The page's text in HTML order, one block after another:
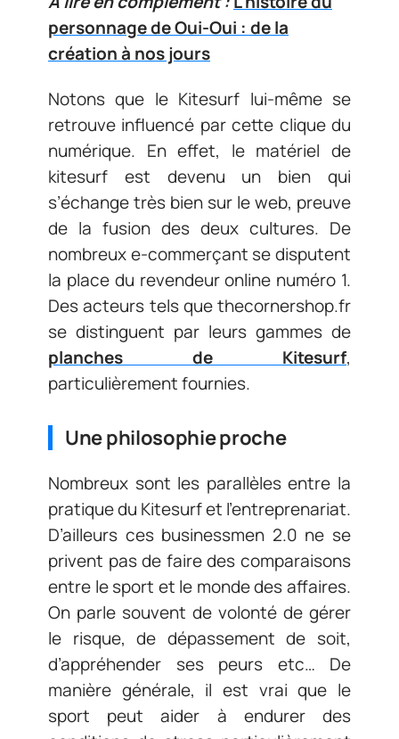
personnage de Oui-Oui : de la
création à nos jours
Notons que le Kitesurf lui-même se
retrouve influencé par cette clique du
numérique. En effet, le matériel de
kitesurf est devenu un bien qui
s’échange très bien sur le web, preuve
de la fusion des deux cultures. De
nombreux e-commerçant se disputent
la place du revendeur online numéro 1.
Des acteurs tels que thecornershop.fr
se distinguent par leurs gammes de
planches de Kitesurf,
particulièrement fournies.
Une philosophie proche
Nombreux sont les parallèles entre la
pratique du Kitesurf et l’entreprenariat.
D’ailleurs ces businessmen 2.0 ne se
privent pas de faire des comparaisons
entre le sport et le monde des affaires.
On parle souvent de volonté de gérer
le risque, de dépassement de soit,
d’appréhender ses peurs etc… De
manière générale, il est vrai que le
sport peut aider à endurer des